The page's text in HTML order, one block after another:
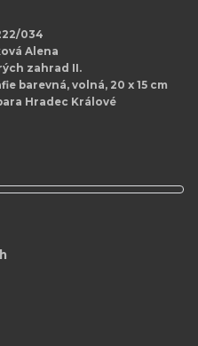
034
Alena
zahrad II.
barevná, volná, 20 x 15 cm
Hradec Králové